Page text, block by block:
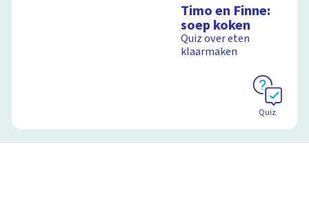
Timo en Finne:
soep koken
Quiz over eten
klaarmaken
Quiz